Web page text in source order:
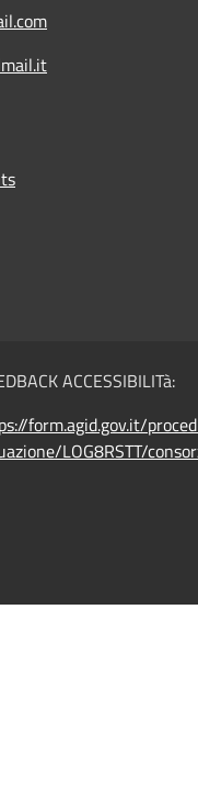
ACCESSIBILITà:
form.agid.gov.it/
LOG8RSTT/